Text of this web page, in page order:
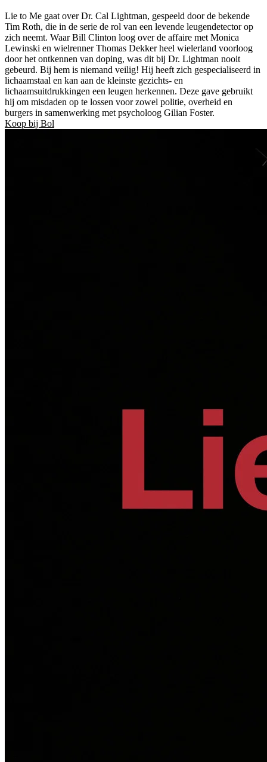
Lie to Me gaat over Dr. Cal Lightman, gespeeld door de bekende
Tim Roth, die in de serie de rol van een levende leugendetector op
zich neemt. Waar Bill Clinton loog over de affaire met Monica
Lewinski en wielrenner Thomas Dekker heel wielerland voorloog
door het ontkennen van doping, was dit bij Dr. Lightman nooit
gebeurd. Bij hem is niemand veilig! Hij heeft zich gespecialiseerd in
lichaamstaal en kan aan de kleinste gezichts- en
lichaamsuitdrukkingen een leugen herkennen. Deze gave gebruikt
hij om misdaden op te lossen voor zowel politie, overheid en
burgers in samenwerking met psycholoog Gilian Foster.
Koop bij Bol